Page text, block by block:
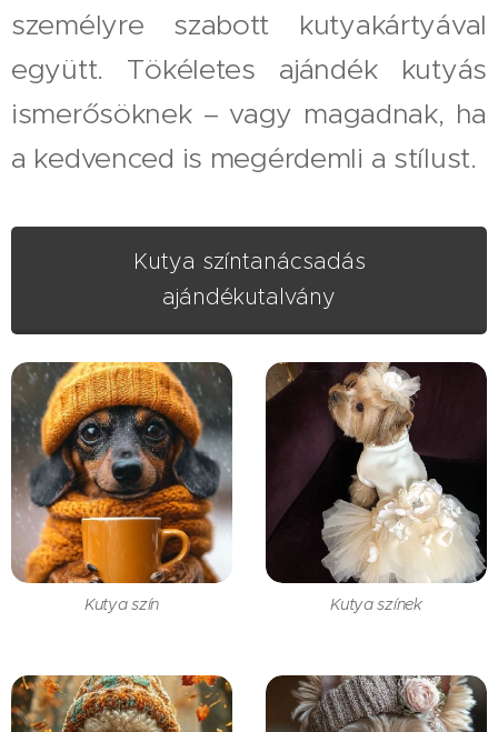
személyre szabott kutyakártyával
együtt. Tökéletes ajándék kutyás
ismerősöknek – vagy magadnak, ha
a kedvenced is megérdemli a stílust.
Kutya színtanácsadás
ajándékutalvány
Kutya szín Kutya színek